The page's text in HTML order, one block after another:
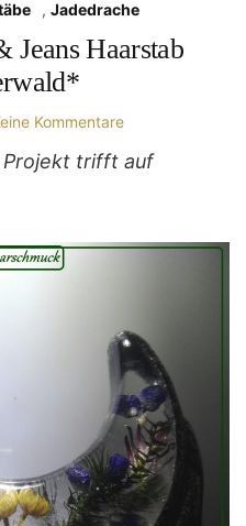
, Jadedrache
Jeans Haarstab
Kommentare
Projekt trifft auf